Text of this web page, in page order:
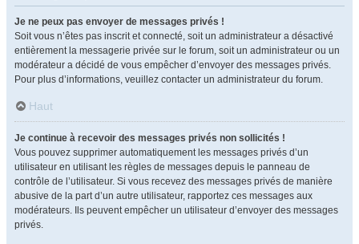
Je ne peux pas envoyer de messages privés !
Soit vous n’êtes pas inscrit et connecté, soit un administrateur a désactivé
entièrement la messagerie privée sur le forum, soit un administrateur ou un
modérateur a décidé de vous empêcher d’envoyer des messages privés.
Pour plus d’informations, veuillez contacter un administrateur du forum.
Haut
Je continue à recevoir des messages privés non sollicités !
Vous pouvez supprimer automatiquement les messages privés d’un
utilisateur en utilisant les règles de messages depuis le panneau de
contrôle de l’utilisateur. Si vous recevez des messages privés de manière
abusive de la part d’un autre utilisateur, rapportez ces messages aux
modérateurs. Ils peuvent empêcher un utilisateur d’envoyer des messages
privés.